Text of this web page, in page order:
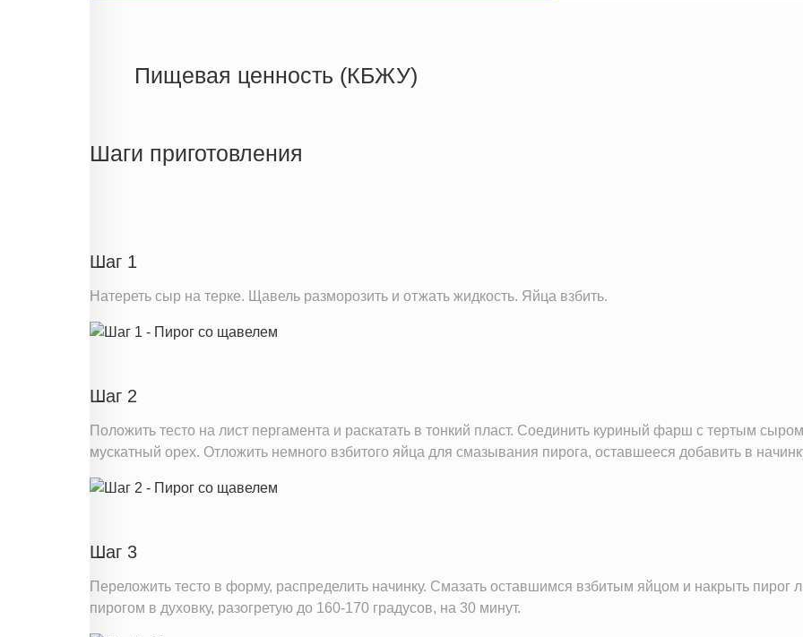
Пищевая ценность (КБЖУ)
Белки
Шаги приготовления
Шаг 1
Натереть сыр на терке. Щавель разморозить и отжать жидкость. Яйца взбить.
Шаг 2
Положить тесто на лист пергамента и раскатать в тонкий пласт. Соединить куриный фарш с тертым
мускатный орех. Отложить немного взбитого яйца для смазывания пирога, оставшееся добавить в
Шаг 3
Переложить тесто в форму, распределить начинку. Смазать оставшимся взбитым яйцом и накрыть пирог
пирогом в духовку, разогретую до 160-170 градусов, на 30 минут.